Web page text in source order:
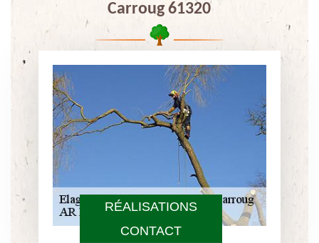
RÉALISATIONS
CONTACT
Carroug 61320